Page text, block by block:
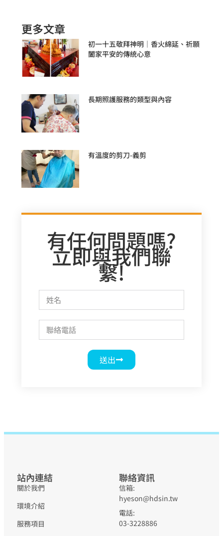
更多文章
初一十五敬拜神明｜香火綿延、祈願
闔家平安的傳統心意
長期照護服務的類型與內容
有溫度的剪刀-義剪
有任何問題嗎?
立即與我們聯
繫!
送出
站內連結
關於我們
環境介紹
服務項目
聯絡資訊
信箱:
hyeson@hdsin.tw
電話:
03-3228886